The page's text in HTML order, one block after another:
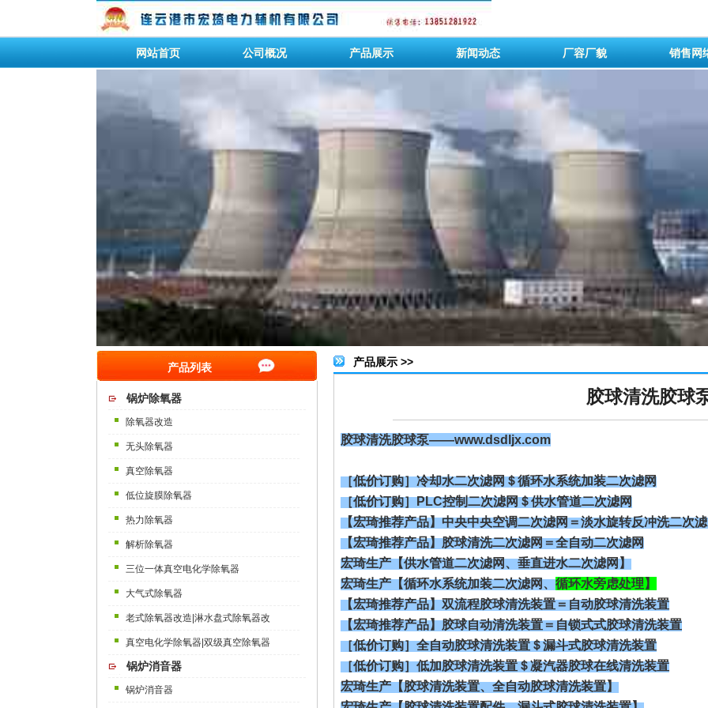
网站首页 公司概况 产品展示 新闻动态 厂容厂貌 销售网
产品列表
锅炉除氧器
除氧器改造
无头除氧器
真空除氧器
低位旋膜除氧器
热力除氧器
解析除氧器
三位一体真空电化学除氧器
大气式除氧器
老式除氧器改造|淋水盘式除氧器改
真空电化学除氧器|双级真空除氧器
锅炉消音器
锅炉消音器
产品展示 >>
胶球清洗胶球
胶球清洗胶球泵——www.dsdljx.com
［低价订购］冷却水二次滤网＄循环水系统加装二次滤网
［低价订购］PLC控制二次滤网＄供水管道二次滤网
【宏琦推荐产品】中央中央空调二次滤网＝淡水旋转反冲洗二次
【宏琦推荐产品】胶球清洗二次滤网＝全自动二次滤网
宏琦生产【供水管道二次滤网、垂直进水二次滤网】
宏琦生产【循环水系统加装二次滤网、循环水旁虑处理 】
【宏琦推荐产品】双流程胶球清洗装置＝自动胶球清洗装置
【宏琦推荐产品】胶球自动清洗装置＝自锁式式胶球清洗装置
［低价订购］全自动胶球清洗装置＄漏斗式胶球清洗装置
［低价订购］低加胶球清洗装置＄凝汽器胶球在线清洗装置
宏琦生产【胶球清洗装置、全自动胶球清洗装置】